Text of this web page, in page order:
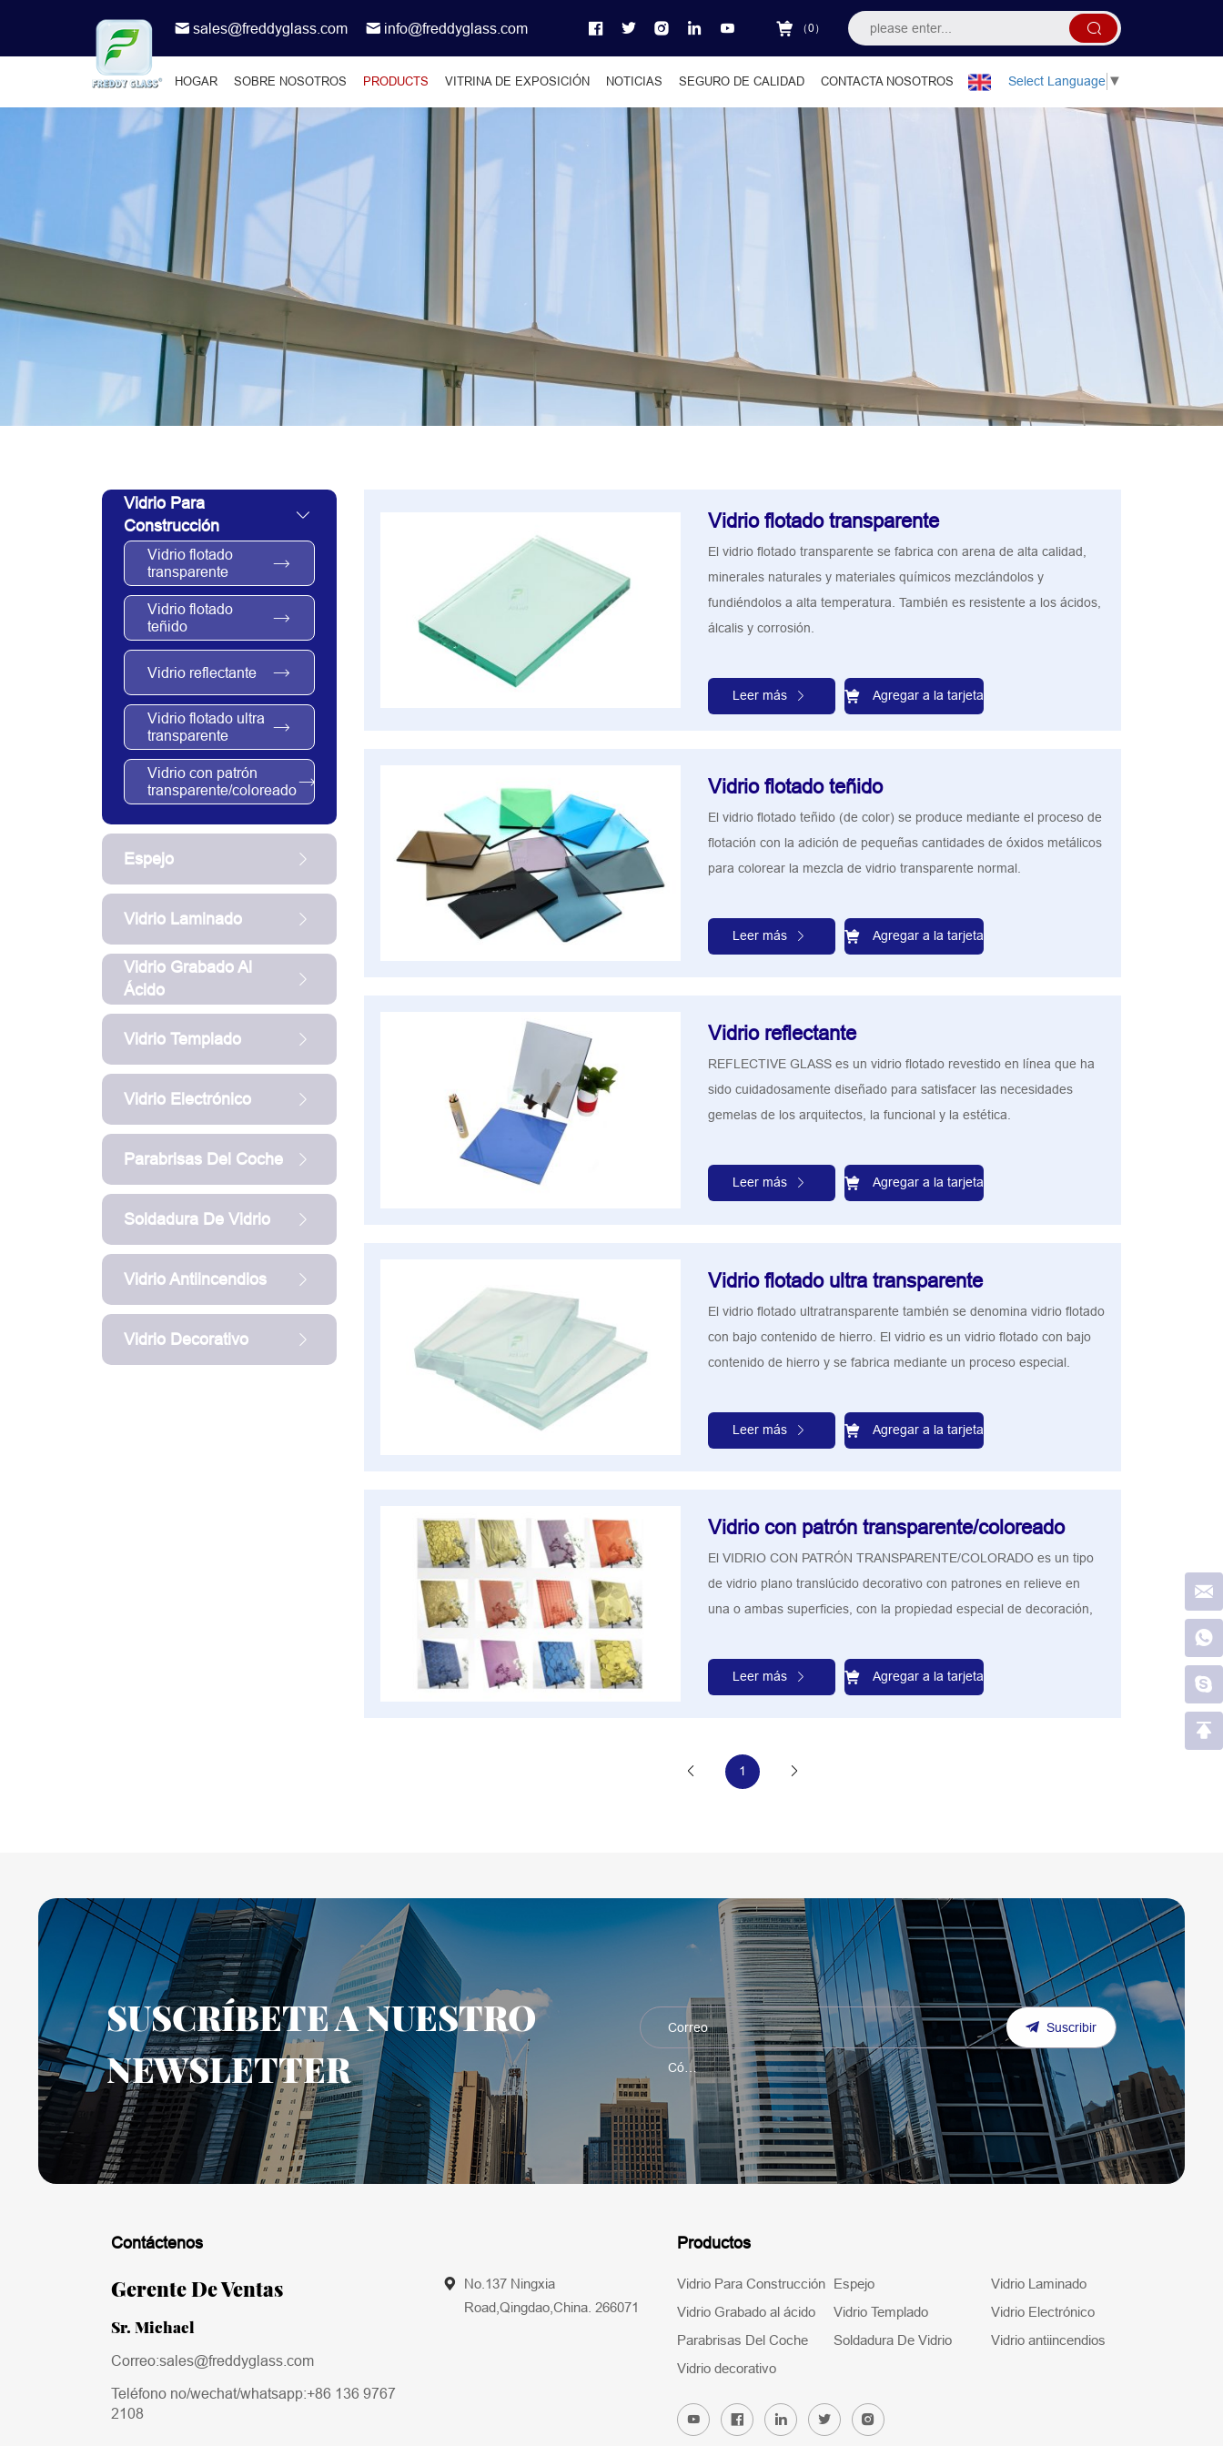
sales@freddyglass.com info@freddyglass.com （0）
HOGAR SOBRE NOSOTROS PRODUCTS VITRINA DE EXPOSICIÓN NOTICIAS SEGURO DE CALIDAD CONTACTA NOSOTROS Select Language ▼
Vidrio Para
Construcción
Vidrio flotado
transparente
Vidrio flotado
teñido
Vidrio reflectante
Vidrio flotado ultra
transparente
Vidrio con patrón
transparente/coloreado
Espejo
Vidrio Laminado
Vidrio Grabado Al
Ácido
Vidrio Templado
Vidrio Electrónico
Parabrisas Del Coche
Soldadura De Vidrio
Vidrio Antiincendios
Vidrio Decorativo
Vidrio flotado transparente
El vidrio flotado transparente se fabrica con arena de alta calidad,
minerales naturales y materiales químicos mezclándolos y
fundiéndolos a alta temperatura. También es resistente a los ácidos,
álcalis y corrosión.
Leer más Agregar a la tarjeta
Vidrio flotado teñido
El vidrio flotado teñido (de color) se produce mediante el proceso de
flotación con la adición de pequeñas cantidades de óxidos metálicos
para colorear la mezcla de vidrio transparente normal.
Leer más Agregar a la tarjeta
Vidrio reflectante
REFLECTIVE GLASS es un vidrio flotado revestido en línea que ha
sido cuidadosamente diseñado para satisfacer las necesidades
gemelas de los arquitectos, la funcional y la estética.
Leer más Agregar a la tarjeta
Vidrio flotado ultra transparente
El vidrio flotado ultratransparente también se denomina vidrio flotado
con bajo contenido de hierro. El vidrio es un vidrio flotado con bajo
contenido de hierro y se fabrica mediante un proceso especial.
Leer más Agregar a la tarjeta
Vidrio con patrón transparente/coloreado
El VIDRIO CON PATRÓN TRANSPARENTE/COLORADO es un tipo
de vidrio plano translúcido decorativo con patrones en relieve en
una o ambas superficies, con la propiedad especial de decoración,
Leer más Agregar a la tarjeta
1
SUSCRÍBETE A NUESTRO
NEWSLETTER
Suscribir
Contáctenos
Gerente De Ventas
Sr. Michael
Correo:sales@freddyglass.com
Teléfono no/wechat/whatsapp:+86 136 9767
2108
No.137 Ningxia
Road,Qingdao,China. 266071
Productos
Vidrio Para Construcción Espejo
Vidrio Laminado
Vidrio Grabado al ácido
Vidrio Templado
Vidrio Electrónico
Parabrisas Del Coche
Soldadura De Vidrio
Vidrio antiincendios
Vidrio decorativo